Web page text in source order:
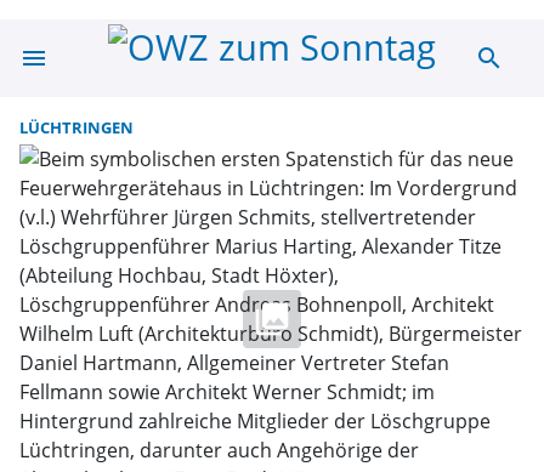
menu Suche | OWZ
search
LÜCHTRINGEN